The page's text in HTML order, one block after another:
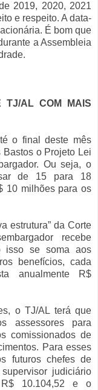
2019, 2020, 2021
e respeito. A data-
É bom que
a Assembleia
TJ/AL COM MAIS
o final deste mês
o Projeto Lei
Ou seja, o
de 15 para 18
10 milhões para os
estrutura” da Corte
recebe
isso se soma aos
benefícios, cada
anualmente R$
o TJ/AL terá que
assessores para
comissionados de
Para esses
futuros chefes de
judiciário
R$ 10.104,52 e o